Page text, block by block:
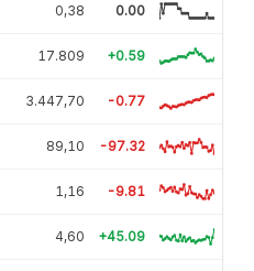
0,38 0.00
17.809 +0.59
3.447,70 -0.77
89,10 -97.32
1,16 -9.81
4,60 +45.09